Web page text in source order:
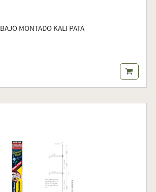
BAJO MONTADO KALI PATA